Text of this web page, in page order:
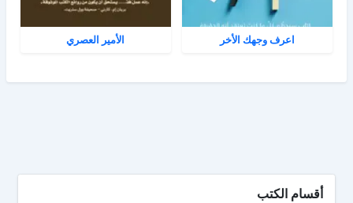
اعرف وجهك الأخر الأمير العصري
أقسام الكتب